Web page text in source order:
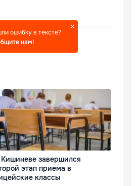
ошибку в тексте?
нам!
завершился
этап приема в
классы